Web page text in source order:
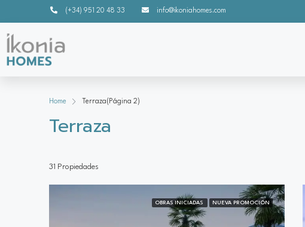
(+34) 951 20 48 33 info@ikoniahomes.com
Home Terraza(Página 2)
Terraza
31 Propiedades
OBRAS INICIADAS NUEVA PROMOCIÓN